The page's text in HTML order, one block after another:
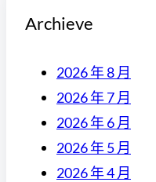
Archieve
2026 年 8 月
2026 年 7 月
2026 年 6 月
2026 年 5 月
2026 年 4 月